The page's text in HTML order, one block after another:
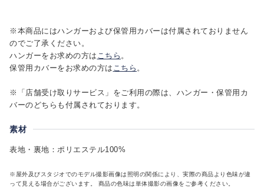
※本商品にはハンガーおよび保管用カバーは付属されておりません
のでご了承ください。
ハンガーをお求めの方は こちら 。
保管用カバーをお求めの方は こちら 。
※「店舗受け取りサービス」をご利用の際は、ハンガー・保管用カ
バーのどちらも付属されております。
素材
表地・裏地：ポリエステル100%
※屋外及びスタジオでのモデル撮影画像は照明の関係により、実際の商品より色味が違
って見える場合がございます。 商品の色味は単体撮影の画像をご参考ください。